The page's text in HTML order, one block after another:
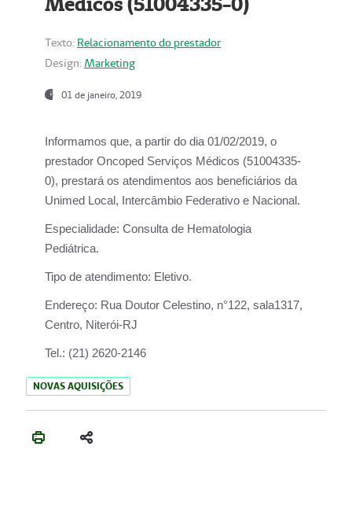
Texto: Relacionamento do prestador
Design: Marketing
01 de janeiro, 2019
Informamos que, a partir do dia 01/02/2019, o
prestador Oncoped Serviços Médicos (51004335-
0), prestará os atendimentos aos beneficiários da
Unimed Local, Intercâmbio Federativo e Nacional.
Especialidade: Consulta de Hematologia
Pediátrica.
Tipo de atendimento: Eletivo.
Endereço: Rua Doutor Celestino, n°122, sala1317,
Centro, Niterói-RJ
Tel.: (21) 2620-2146
NOVAS AQUISIÇÕES